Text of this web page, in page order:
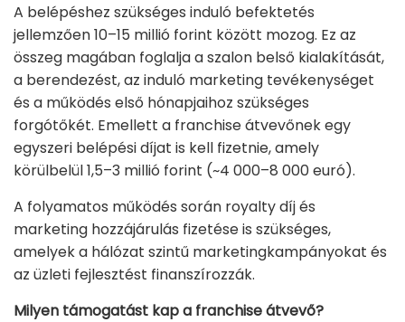
A belépéshez szükséges induló befektetés
jellemzően 10–15 millió forint között mozog. Ez az
összeg magában foglalja a szalon belső kialakítását,
a berendezést, az induló marketing tevékenységet
és a működés első hónapjaihoz szükséges
forgótőkét. Emellett a franchise átvevőnek egy
egyszeri belépési díjat is kell fizetnie, amely
körülbelül 1,5–3 millió forint (~4 000–8 000 euró).
A folyamatos működés során royalty díj és
marketing hozzájárulás fizetése is szükséges,
amelyek a hálózat szintű marketingkampányokat és
az üzleti fejlesztést finanszírozzák.
Milyen támogatást kap a franchise átvevő?